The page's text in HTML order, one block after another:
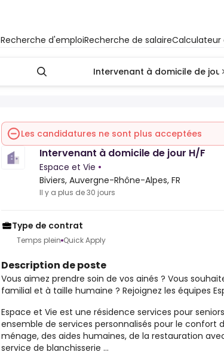
Recherche d'emploiRecherche de salaireCalculateur
Les candidatures ne sont plus acceptées
Intervenant à domicile de jour H/F
Espace et Vie •
Biviers, Auvergne-Rhône-Alpes, FR
Il y a plus de 30 jours
Type de contrat
Temps plein Quick Apply
Description de poste
Vous aimez prendre soin de vos ainés ? Vous
familial et à taille humaine ? Rejoignez les équipes
Espace et Vie est une résidence services pour
ensemble de services personnalisés pour le confort
ménage, des aides humaines, de la restauration
service de blanchisserie …